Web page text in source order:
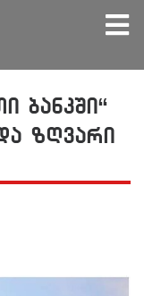
ბანკში“
ზღვარი